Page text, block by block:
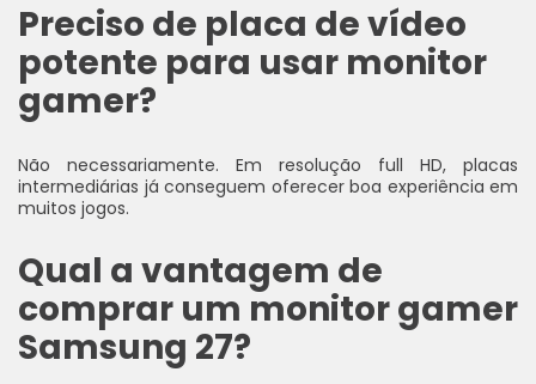
Preciso de placa de vídeo
potente para usar monitor
gamer?
Não necessariamente. Em resolução full HD, placas
intermediárias já conseguem oferecer boa experiência em
muitos jogos.
Qual a vantagem de
comprar um monitor gamer
Samsung 27?